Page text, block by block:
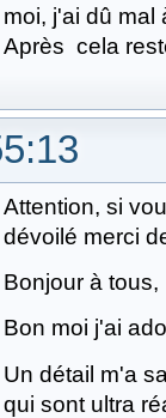
moi, j'ai dû mal
Après cela
Attention, si
dévoilé merci
Bonjour à tous,
Bon moi j'ai
Un détail m'a
qui sont ultra